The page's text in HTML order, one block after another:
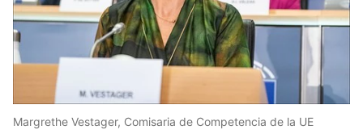
Margrethe Vestager, Comisaria de Competencia de la UE